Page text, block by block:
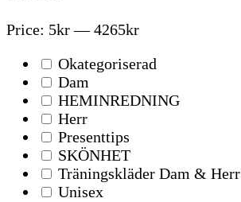
Price: 5kr—4265kr
Okategoriserad
Dam
HEMINREDNING
Herr
Presenttips
SKÖNHET
Träningskläder Dam & Herr
Unisex